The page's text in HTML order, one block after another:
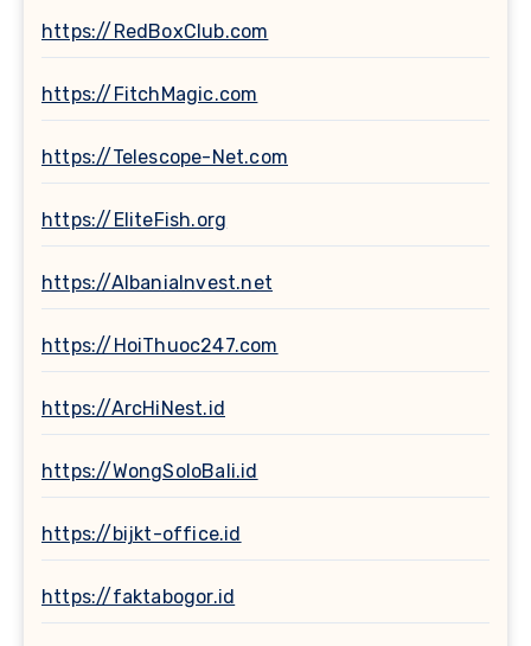
https://RedBoxClub.com
https://FitchMagic.com
https://Telescope-Net.com
https://EliteFish.org
https://AlbaniaInvest.net
https://HoiThuoc247.com
https://ArcHiNest.id
https://WongSoloBali.id
https://bijkt-office.id
https://faktabogor.id